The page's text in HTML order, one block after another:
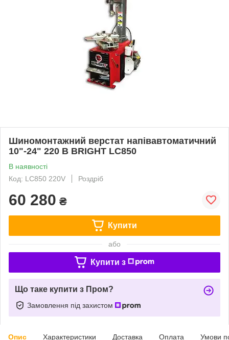
Шиномонтажний верстат напівавтоматичний
10"-24" 220 В BRIGHT LC850
В наявності
Код: LC850 220V
Роздріб
60 280 ₴
Купити
або
Купити з
Що таке купити з Пром?
Замовлення під захистом
Опис Характеристики Доставка Оплата Умови